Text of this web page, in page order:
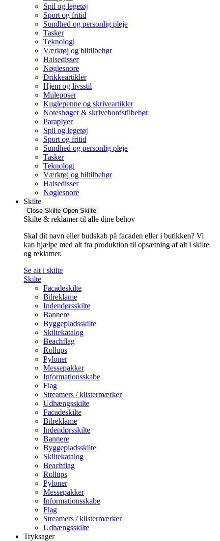
Spil og legetøj
Sport og fritid
Sundhed og personlig pleje
Tasker
Teknologi
Værktøj og biltilbehør
Halsedisser
Nøglesnore
Drikkeartikler
Hjem og livsstil
Muleposer
Kuglepenne og skriveartikler
Notesbøger & skrivebordstilbehør
Paraplyer
Spil og legetøj
Sport og fritid
Sundhed og personlig pleje
Tasker
Teknologi
Værktøj og biltilbehør
Halsedisser
Nøglesnore
Skilte
Close Skilte Open Skilte
Skilte & reklamer til alle dine behov
Skal dit navn eller budskab på facaden eller i butikken? Vi
kan hjælpe med alt fra produktion til opsætning af alt i skilte
og reklamer.
Se alt i skilte
Skilte
Facadeskilte
Bilreklame
Indendørsskilte
Bannere
Byggepladsskilte
Skiltekatalog
Beachflag
Rollups
Pyloner
Messepakker
Informationsskabe
Flag
Streamers / klistermærker
Udhængsskilte
Facadeskilte
Bilreklame
Indendørsskilte
Bannere
Byggepladsskilte
Skiltekatalog
Beachflag
Rollups
Pyloner
Messepakker
Informationsskabe
Flag
Streamers / klistermærker
Udhængsskilte
Tryksager